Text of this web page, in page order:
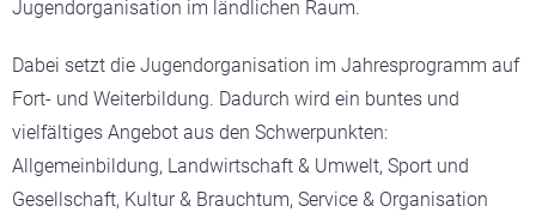
Jugendorganisation im ländlichen Raum.
Dabei setzt die Jugendorganisation im Jahresprogramm auf
Fort- und Weiterbildung. Dadurch wird ein buntes und
vielfältiges Angebot aus den Schwerpunkten:
Allgemeinbildung, Landwirtschaft & Umwelt, Sport und
Gesellschaft, Kultur & Brauchtum, Service & Organisation